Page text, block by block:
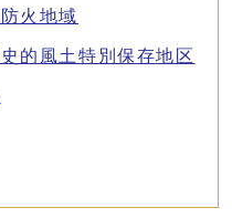
火地域
的風土特別保存地区